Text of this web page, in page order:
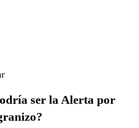
ser la Alerta por